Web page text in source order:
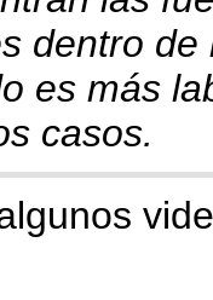
dentro de
es más
casos.